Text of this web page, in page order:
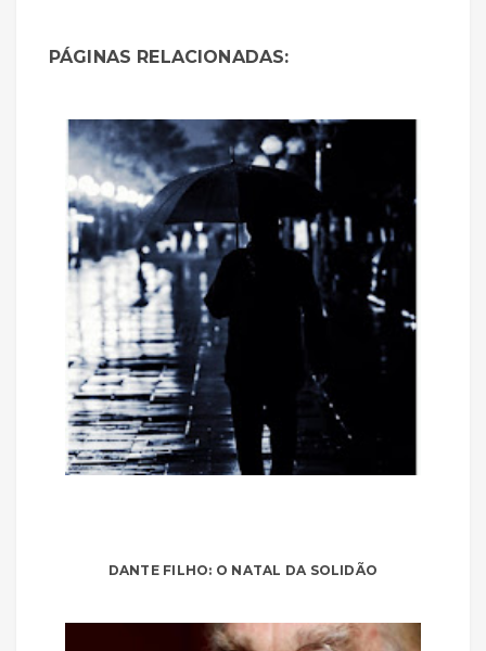
PÁGINAS RELACIONADAS:
DANTE FILHO: O NATAL DA SOLIDÃO